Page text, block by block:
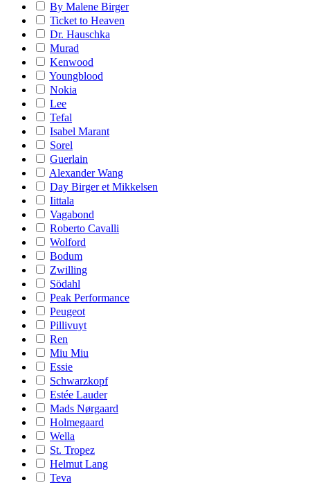
By Malene Birger
Ticket to Heaven
Dr. Hauschka
Murad
Kenwood
Youngblood
Nokia
Lee
Tefal
Isabel Marant
Sorel
Guerlain
Alexander Wang
Day Birger et Mikkelsen
Iittala
Vagabond
Roberto Cavalli
Wolford
Bodum
Zwilling
Södahl
Peak Performance
Peugeot
Pillivuyt
Ren
Miu Miu
Essie
Schwarzkopf
Estée Lauder
Mads Nørgaard
Holmegaard
Wella
St. Tropez
Helmut Lang
Teva